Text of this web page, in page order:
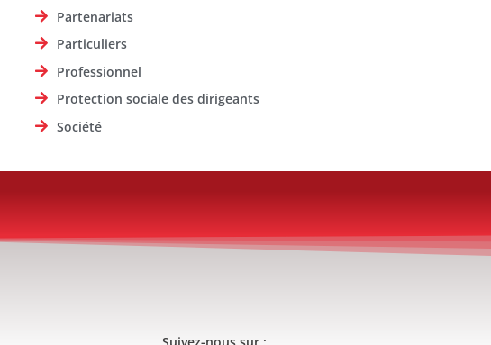
Partenariats
Particuliers
Professionnel
Protection sociale des dirigeants
Société
Suivez-nous sur :